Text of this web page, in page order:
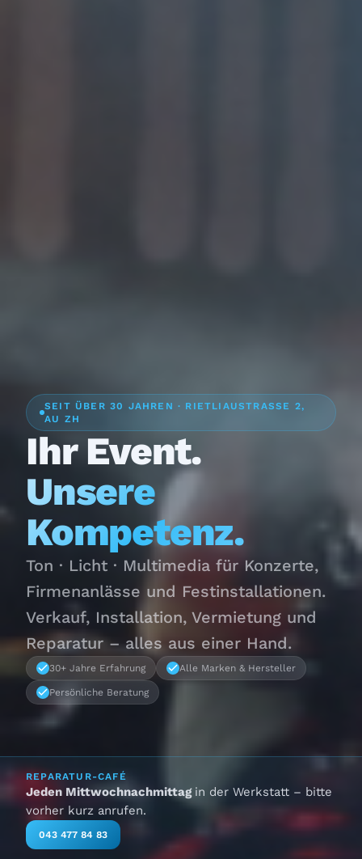
SEIT ÜBER 30 JAHREN · RIETLIAUSTRASSE 2,
AU ZH
Ihr Event.
Unsere
Kompetenz.
Ton · Licht · Multimedia für Konzerte,
Firmenanlässe und Festinstallationen.
Verkauf, Installation, Vermietung und
Reparatur – alles aus einer Hand.
30+ Jahre Erfahrung Alle Marken & Hersteller
Persönliche Beratung
REPARATUR-CAFÉ
Jeden Mittwochnachmittag in der Werkstatt – bitte
vorher kurz anrufen.
043 477 84 83